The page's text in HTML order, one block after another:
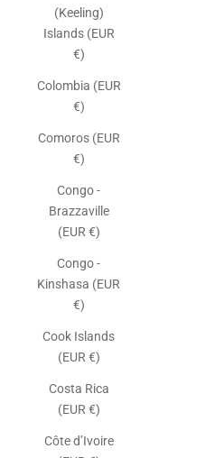
(Keeling)
Islands (EUR
€)
Colombia (EUR
€)
Comoros (EUR
€)
Congo -
Brazzaville
(EUR €)
Congo -
Kinshasa (EUR
€)
Cook Islands
(EUR €)
Costa Rica
(EUR €)
Côte d’Ivoire